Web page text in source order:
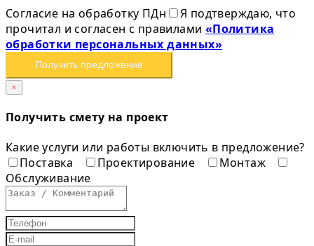
Согласие на обработку ПДн
Я подтверждаю, что
прочитал и согласен с правилами «Политика
обработки персональных данных»
Получить предложение
×
Получить смету на проект
Какие услуги или работы включить в предложение?
Поставка
Проектирование
Монтаж
Обслуживание